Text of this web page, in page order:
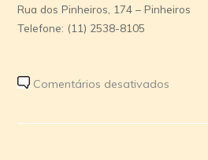
Rua dos Pinheiros, 174 – Pinheiros
Telefone: (11) 2538-8105
Comentários desativados
Beato